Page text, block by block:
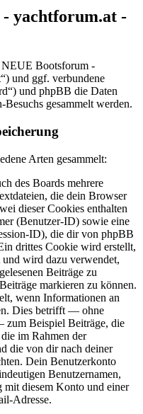
yachtforum.at -
NEUE Bootsforum -
und ggf. verbundene
und phpBB die Daten
gesammelt werden.
Arten gesammelt:
des Boards mehrere
die dein Browser
dieser Cookies enthalten
(Benutzer-ID) sowie eine
ID), die dir von phpBB
drittes Cookie wird erstellt,
und wird dazu verwendet,
Beiträge zu
markieren zu können.
wenn Informationen an
Dies betrifft — ohne
Beispiel Beiträge, die
im Rahmen der
die von dir nach deiner
Dein Benutzerkonto
Benutzernamen,
mit diesem Konto und einer
Adresse.